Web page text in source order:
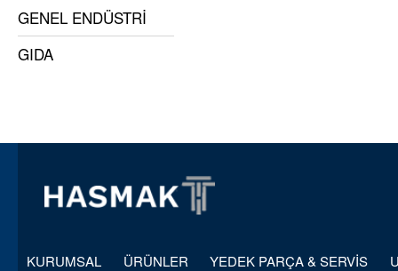
GENEL ENDÜSTRİ
GIDA
KURUMSAL ÜRÜNLER YEDEK PARÇA & SERVİS